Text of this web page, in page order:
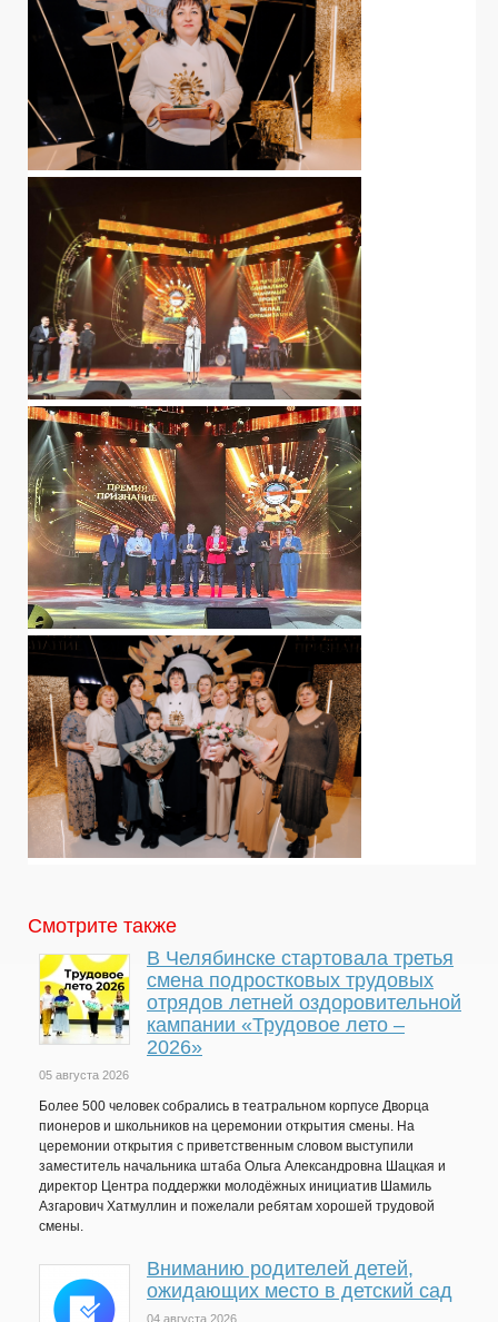
Смотрите также
В Челябинске стартовала третья
смена подростковых трудовых
отрядов летней оздоровительной
кампании «Трудовое лето –
2026»
05 августа 2026
Более 500 человек собрались в театральном корпусе Дворца
пионеров и школьников на церемонии открытия смены. На
церемонии открытия с приветственным словом выступили
заместитель начальника штаба Ольга Александровна Шацкая и
директор Центра поддержки молодёжных инициатив Шамиль
Азгарович Хатмуллин и пожелали ребятам хорошей трудовой
смены.
Вниманию родителей детей,
ожидающих место в детский сад
04 августа 2026